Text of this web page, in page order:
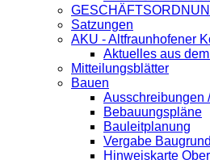
Satzungen
AKU - Altfraunhofener
Aktuelles aus
Mitteilungsblätter
Bauen
Ausschreibungen
Bebauungspläne
Bauleitplanung
Vergabe
Hinweiskarte